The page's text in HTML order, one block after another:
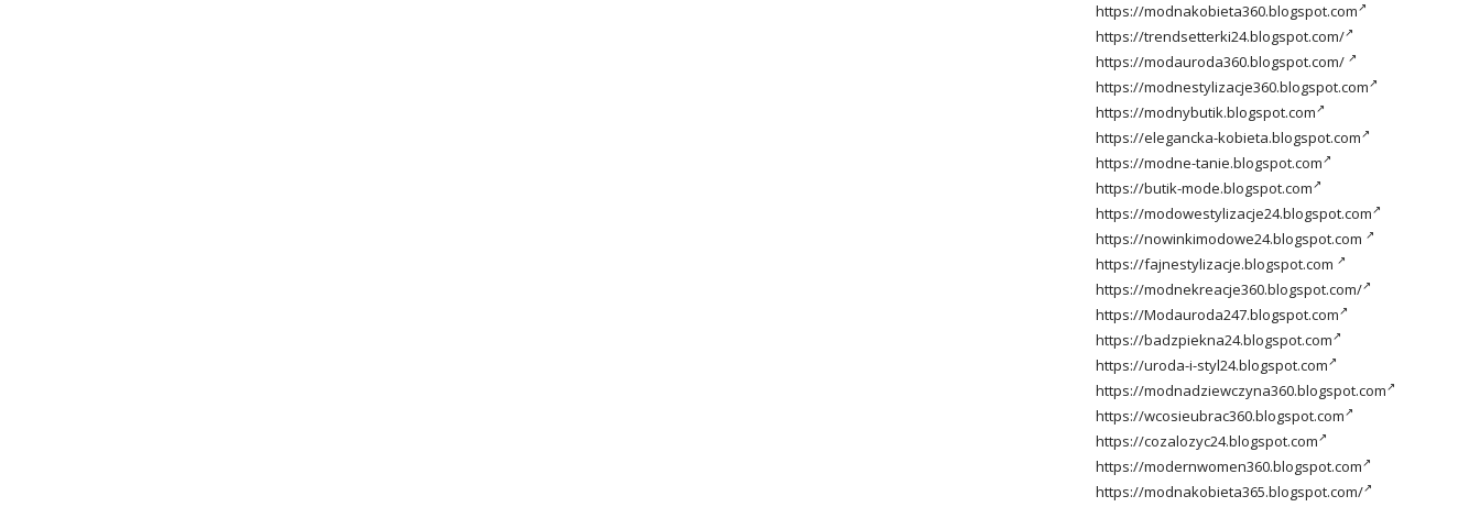
https://modnakobieta360.blogspot.com
https://trendsetterki24.blogspot.com/
https://modauroda360.blogspot.com/
https://modnestylizacje360.blogspot.com
https://modnybutik.blogspot.com
https://elegancka-kobieta.blogspot.com
https://modne-tanie.blogspot.com
https://butik-mode.blogspot.com
https://modowestylizacje24.blogspot.com
https://nowinkimodowe24.blogspot.com
https://fajnestylizacje.blogspot.com
https://modnekreacje360.blogspot.com/
https://Modauroda247.blogspot.com
https://badzpiekna24.blogspot.com
https://uroda-i-styl24.blogspot.com
https://modnadziewczyna360.blogspot.com
https://wcosieubrac360.blogspot.com
https://cozalozyc24.blogspot.com
https://modernwomen360.blogspot.com
https://modnakobieta365.blogspot.com/